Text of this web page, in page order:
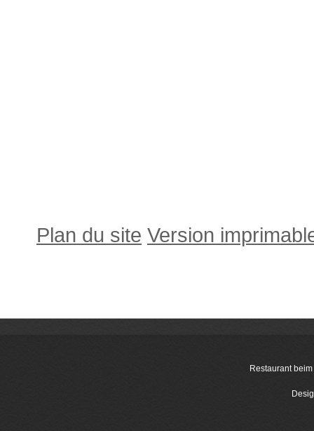
Plan du site Version
Restaurant